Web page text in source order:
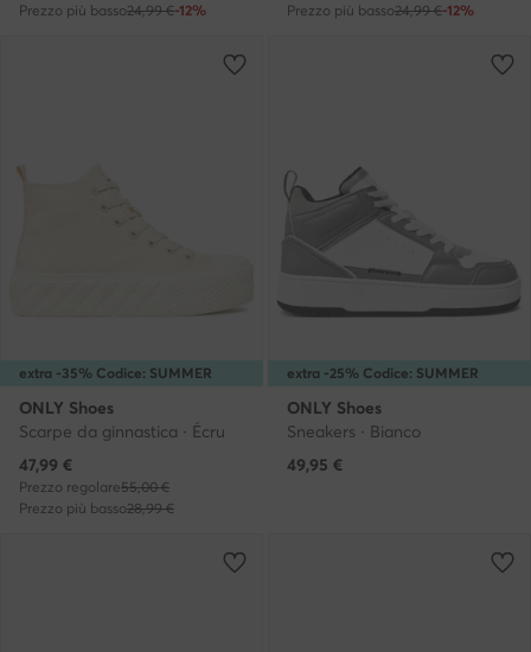
Prezzo più basso24,99 €-12%
Prezzo più basso24,99 €-12%
extra -35% Codice: SUMMER
ONLY Shoes
Scarpe da ginnastica · Écru
Prezzo attuale
47,99 €
Prezzo regolare55,00 €
Prezzo più basso28,99 €
extra -25% Codice: SUMMER
ONLY Shoes
Sneakers · Bianco
49,95 €